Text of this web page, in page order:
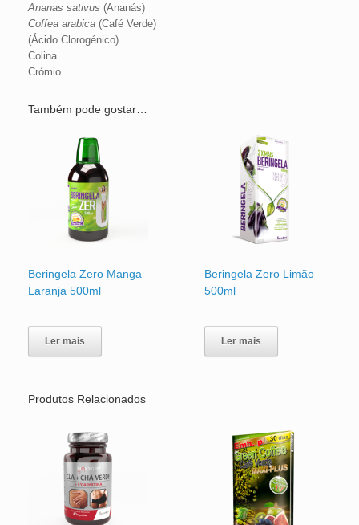
Ananas sativus (Ananás)
Coffea arabica (Café Verde)
(Ácido Clorogénico)
Colina
Crómio
Também pode gostar…
Beringela Zero Manga
Laranja 500ml
Ler mais
Beringela Zero Limão
500ml
Ler mais
Produtos Relacionados